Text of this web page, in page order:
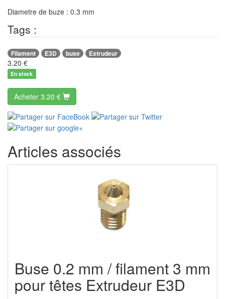
Diametre de buze : 0.3 mm
Tags :
Filament E3D buse Extrudeur
3.20 €
En stock
Acheter 3.20 €
Articles associés
Buse 0.2 mm / filament 3 mm
pour têtes Extrudeur E3D